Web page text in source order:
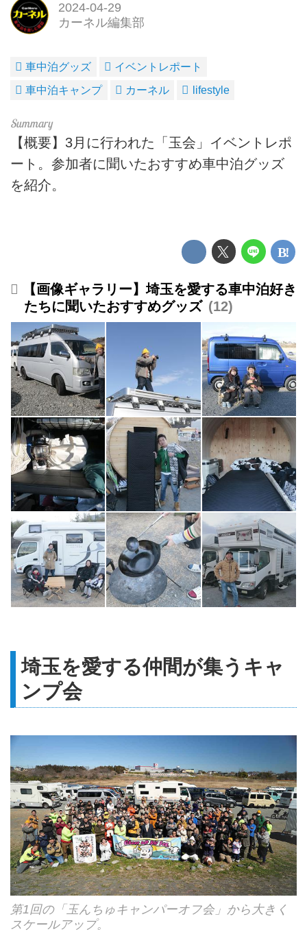
2024-04-29
カーネル編集部
車中泊グッズ
イベントレポート
車中泊キャンプ
カーネル lifestyle
【概要】3月に行われた「玉会」イベントレポ
ート。参加者に聞いたおすすめ車中泊グッズ
を紹介。
【画像ギャラリー】埼玉を愛する車中泊好き
たちに聞いたおすすめグッズ
12
埼玉を愛する仲間が集うキャ
ンプ会
第1回の「玉んちゅキャンパーオフ会」から大きく
スケールアップ。